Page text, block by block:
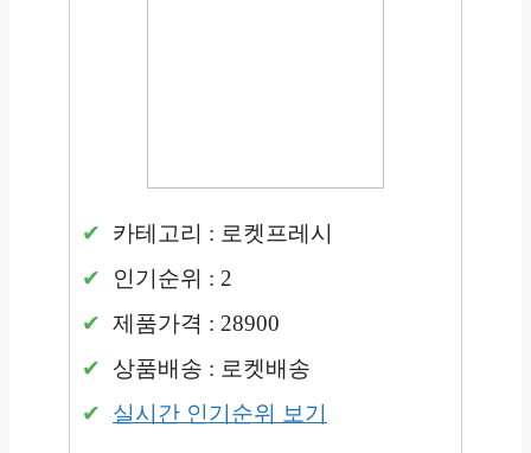
카테고리 : 로켓프레시
인기순위 : 2
제품가격 : 28900
상품배송 : 로켓배송
실시간 인기순위 보기